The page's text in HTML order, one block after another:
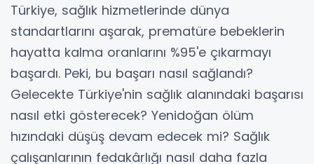
Türkiye, sağlık hizmetlerinde dünya
standartlarını aşarak, prematüre bebeklerin
hayatta kalma oranlarını %95'e çıkarmayı
başardı. Peki, bu başarı nasıl sağlandı?
Gelecekte Türkiye'nin sağlık alanındaki başarısı
nasıl etki gösterecek? Yenidoğan ölüm
hızındaki düşüş devam edecek mi? Sağlık
çalışanlarının fedakârlığı nasıl daha fazla